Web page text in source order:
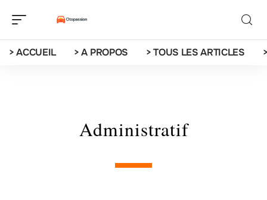
> ACCUEIL > A PROPOS > TOUS LES ARTICLES
Administratif